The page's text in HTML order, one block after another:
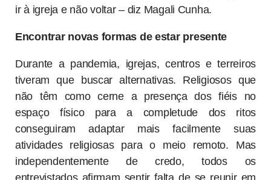
ir à igreja e não voltar – diz Magali Cunha.
Encontrar novas formas de estar presente
Durante a pandemia, igrejas, centros e terreiros
tiveram que buscar alternativas. Religiosos que
não têm como cerne a presença dos fiéis no
espaço físico para a completude dos ritos
conseguiram adaptar mais facilmente suas
atividades religiosas para o meio remoto. Mas
independentemente de credo, todos os
entrevistados afirmam sentir falta de se reunir em